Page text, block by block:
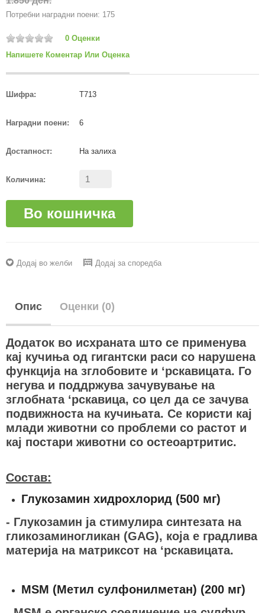
Потребни наградни поени: 175
0 Оценки
Напишете Коментар Или Оценка
Шифра: T713
Наградни поени: 6
Достапност: На залиха
Количина:
Во кошничка
Додај во желби Додај за споредба
Опис Оценки (0)
Додаток во исхраната што се применува
кај кучиња од гигантски раси со нарушена
функција на зглобовите и ‘рскавицата. Го
негува и поддржува зачувување на
зглобната ‘рскавица, со цел да се зачува
подвижноста на кучињата. Се користи кај
млади животни со проблеми со растот и
кај постари животни со остеоартритис.
Состав:
Глукозамин хидрохлорид (500 мг)
- Глукозамин ја стимулира синтезата на
гликозаминогликан (GAG), која е градлива
материја на матриксот на ‘рскавицата.
MSM (Метил сулфонилметан) (200 мг)